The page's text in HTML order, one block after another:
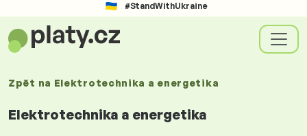
#StandWithUkraine
Zpět na Elektrotechnika a energetika
Elektrotechnika a energetika